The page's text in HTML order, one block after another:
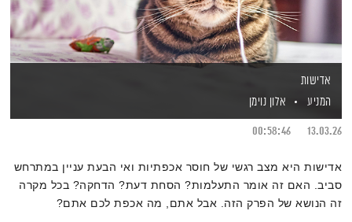
אדישות
המניע
אלון נוימן
13.03.26
00:58:46
אדישות היא מצב רגשי של חוסר אכפתיות ואי הבעת עניין במתרחש
סביב. האם זה אומר התעלמות? הסחת דעת? הדחקה? בכל מקרה
זה הנושא של הפרק הזה. אבל אתם, מה אכפת לכם אתם?